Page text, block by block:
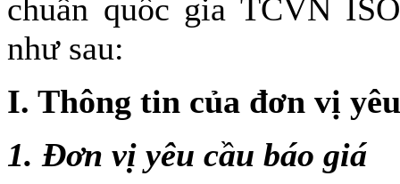
chuẩn quốc gia TCVN
như sau:
I. Thông tin của đơn vị
1. Đơn vị yêu cầu báo giá